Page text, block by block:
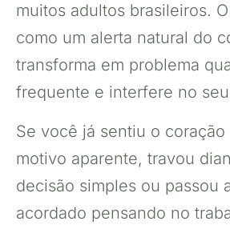
muitos adultos brasileiros.
como um alerta natural do
transforma em problema
frequente e interfere no
Se você já sentiu o coração
motivo aparente, travou
decisão simples ou passou
acordado pensando no